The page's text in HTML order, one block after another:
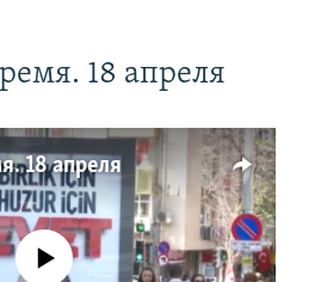
18 апреля
18 апреля
currently available